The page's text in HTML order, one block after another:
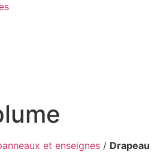
et enseignes / Drapeau